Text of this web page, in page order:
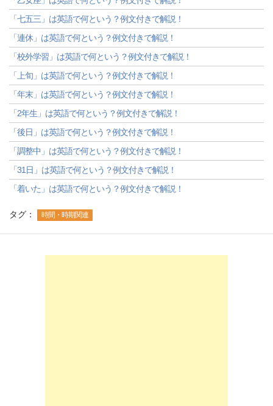
「七五三」は英語で何という？例文付きで解説！
「連休」は英語で何という？例文付きで解説！
「校外学習」は英語で何という？例文付きで解説！
「上旬」は英語で何という？例文付きで解説！
「年末」は英語で何という？例文付きで解説！
「2年生」は英語で何という？例文付きで解説！
「後日」は英語で何という？例文付きで解説！
「調整中」は英語で何という？例文付きで解説！
「31日」は英語で何という？例文付きで解説！
「着いた」は英語で何という？例文付きで解説！
タグ： 時間・時期関連